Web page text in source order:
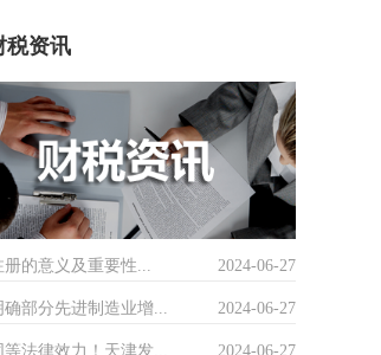
税资讯
的意义及重要性... 2024-06-27
确部分先进制造业增... 2024-06-27
法律效力！天津发... 2024-06-27